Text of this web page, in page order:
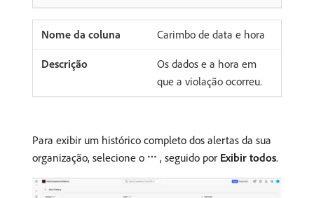
Carimbo de data e hora
Os dados e a hora em
que a violação ocorreu.
Para exibir um histórico completo dos alertas da sua
organização, selecione o
, seguido por Exibir todos.